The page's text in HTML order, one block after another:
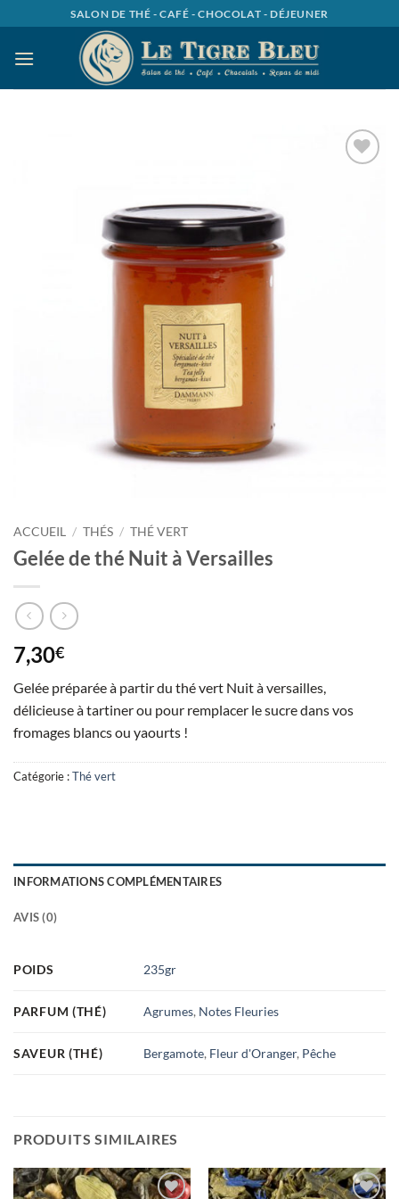
au
contenu
SALON DE THÉ - CAFÉ - CHOCOLAT - DÉJEUNER
ACCUEIL / THÉS / THÉ VERT
Gelée de thé Nuit à Versailles
7,30€
Gelée préparée à partir du thé vert Nuit à versailles,
délicieuse à tartiner ou pour remplacer le sucre dans vos
fromages blancs ou yaourts !
Catégorie :Thé vert
INFORMATIONS COMPLÉMENTAIRES
AVIS (0)
POIDS 235gr
PARFUM (THÉ) Agrumes, Notes Fleuries
SAVEUR (THÉ) Bergamote, Fleur d'Oranger, Pêche
PRODUITS SIMILAIRES